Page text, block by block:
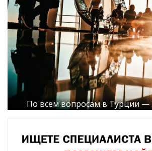
По всем вопросам в Турции —